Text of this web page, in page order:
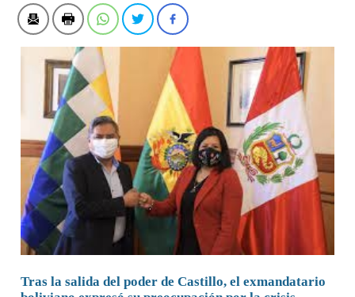
Tras la salida del poder de Castillo, el exmandatario